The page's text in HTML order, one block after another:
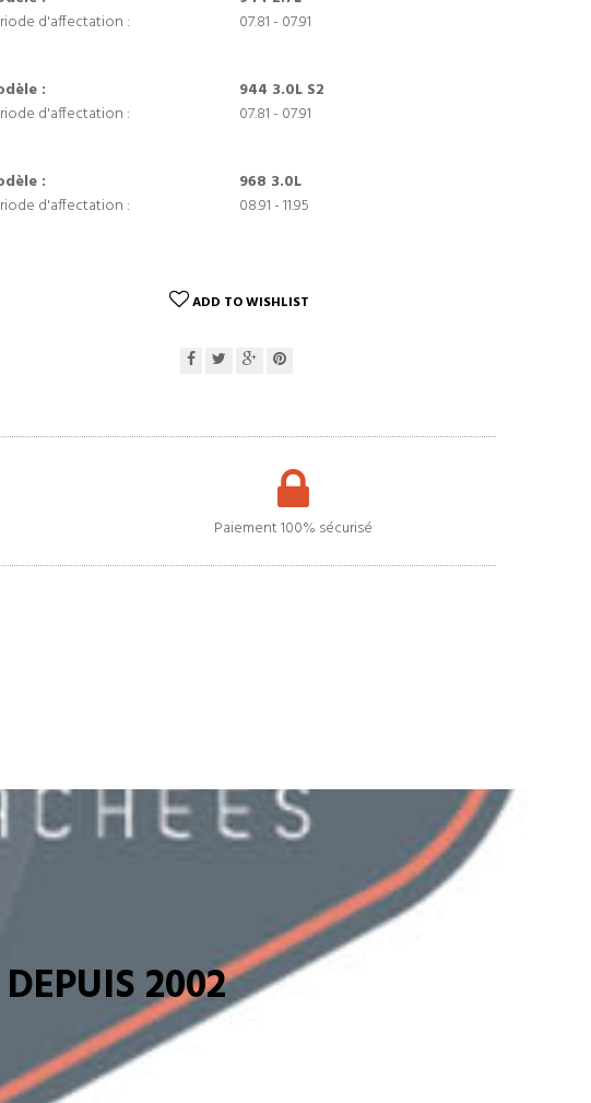
d'affectation :
07.81 - 07.91
:
944 3.0L S2
d'affectation :
07.81 - 07.91
:
968 3.0L
d'affectation :
08.91 - 11.95
ADD TO WISHLIST
Paiement 100% sécurisé
2002